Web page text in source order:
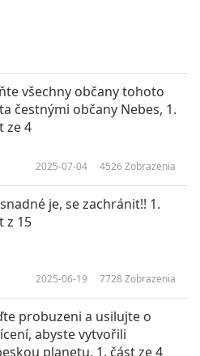
všechny občany tohoto
čestnými občany Nebes, 1.
ze 4
2025-07-04 4526Zobrazenia
snadné je, se zachránit!! 1.
z 15
2025-06-19 7728 Zobrazenia
probuzeni a usilujte o
abyste vytvořili
planetu, 1. část ze 4